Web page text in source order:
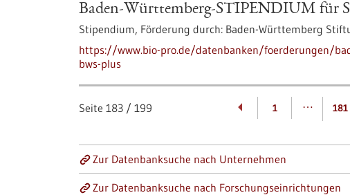
Baden-Württemberg-STIPENDIUM für
Stipendium, Förderung durch: Baden-Württemberg
https://www.bio-pro.de/datenbanken/foerderungen/
bws-plus
Seite 183 / 199 1 … 181
Zur Datenbanksuche nach Unternehmen
Zur Datenbanksuche nach Forschungseinrichtungen